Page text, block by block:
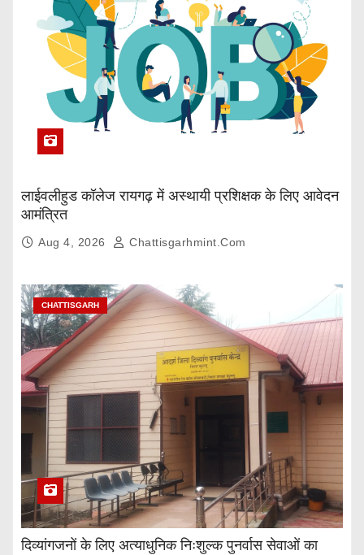
लाईवलीहुड कॉलेज रायगढ़ में अस्थायी प्रशिक्षक के लिए आवेदन
आमंत्रित
Aug 4, 2026 Chattisgarhmint.com
CHATTISGARH
दिव्यांगजनों के लिए अत्याधुनिक निःशुल्क पुनर्वास सेवाओं का